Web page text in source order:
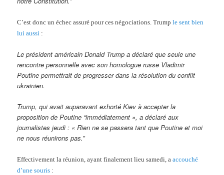
C’est donc un échec assuré pour ces négociations. Trumple sent bien
lui aussi :
Le président américain Donald Trump a déclaré que seule une
rencontre personnelle avec son homologue russe Vladimir
Poutine permettrait de progresser dans la résolution du conflit
ukrainien.
Trump, qui avait auparavant exhorté Kiev à accepter la
proposition de Poutine “immédiatement », a déclaré aux
journalistes jeudi : « Rien ne se passera tant que Poutine et moi
ne nous réunirons pas.”
Effectivement la réunion, ayant finalement lieu samedi, aaccouché
d’une souris :